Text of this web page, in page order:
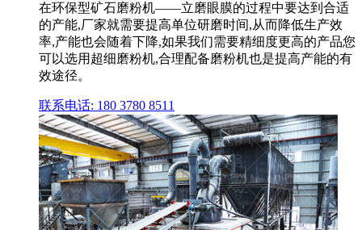
在环保型矿石磨粉机——立磨眼膜的过程中要达到合适
的产能,厂家就需要提高单位研磨时间,从而降低生产效
率,产能也会随着下降,如果我们需要精细度更高的产品您
可以选用超细磨粉机,合理配备磨粉机也是提高产能的有
效途径。
联系电话: 180 3780 8511